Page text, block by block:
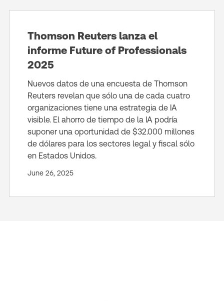
Thomson Reuters lanza el
informe Future of Professionals
2025
Nuevos datos de una encuesta de Thomson
Reuters revelan que sólo una de cada cuatro
organizaciones tiene una estrategia de IA
visible. El ahorro de tiempo de la IA podría
suponer una oportunidad de $32.000 millones
de dólares para los sectores legal y fiscal sólo
en Estados Unidos.
June 26, 2025